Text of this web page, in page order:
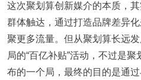
这次聚划算创新媒介的本质，
群体触达，通过打造品牌差异
聚更多流量。但从聚划算长远
局的“百亿补贴”活动，不过是
布的一个局，最终的目的是通